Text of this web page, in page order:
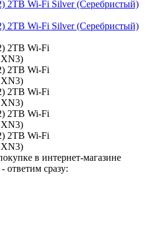
в интернет-магазине
ответим сразу: